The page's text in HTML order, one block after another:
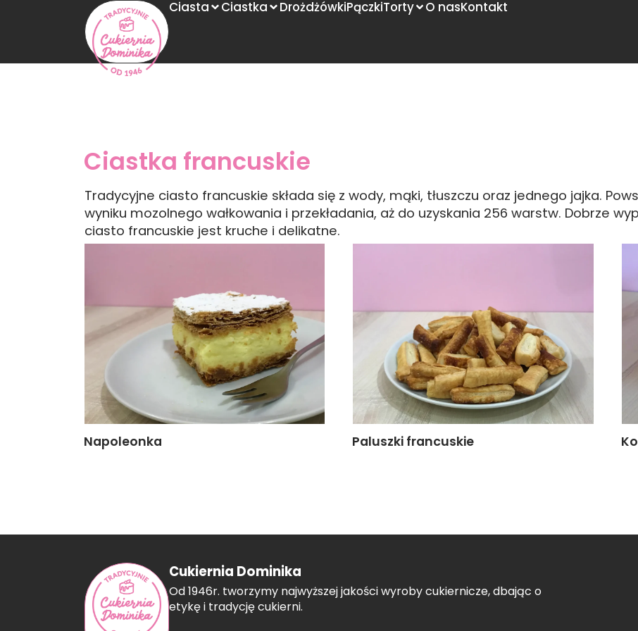
Ciasta Ciastka DrożdżówkiPączkiTorty O nasKontakt
Ciastka francuskie
Tradycyjne ciasto francuskie składa się z wody, mąki, tłuszczu oraz jednego jajka.
wyniku mozolnego wałkowania i przekładania, aż do uzyskania 256 warstw. Dobrze
ciasto francuskie jest kruche i delikatne.
Napoleonka Paluszki francuskie
Cukiernia Dominika
Od 1946r. tworzymy najwyższej jakości wyroby cukiernicze, dbając o
etykę i tradycję cukierni.